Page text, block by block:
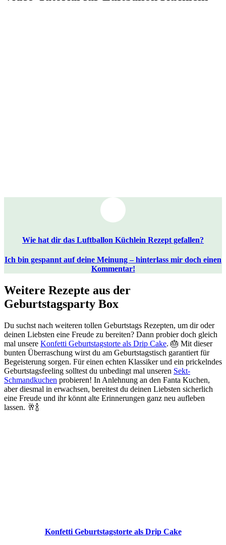
Wie hat dir das Luftballon Küchlein Rezept gefallen?
Ich bin gespannt auf deine Meinung – hinterlass mir doch einen
Kommentar!
Weitere Rezepte aus der
Geburtstagsparty Box
Du suchst nach weiteren tollen Geburtstags Rezepten, um dir oder
deinen Liebsten eine Freude zu bereiten? Dann probier doch gleich
mal unsere Konfetti Geburtstagstorte als Drip Cake. 🎂 Mit dieser
bunten Überraschung wirst du am Geburtstagstisch garantiert für
Begeisterung sorgen. Für einen echten Klassiker und ein prickelndes
Geburtstagsfeeling solltest du unbedingt mal unseren Sekt-
Schmandkuchen probieren! In Anlehnung an den Fanta Kuchen,
aber diesmal in erwachsen, bereitest du deinen Liebsten sicherlich
eine Freude und ihr könnt alte Erinnerungen ganz neu aufleben
lassen. 🥂🍾
Konfetti Geburtstagstorte als Drip Cake